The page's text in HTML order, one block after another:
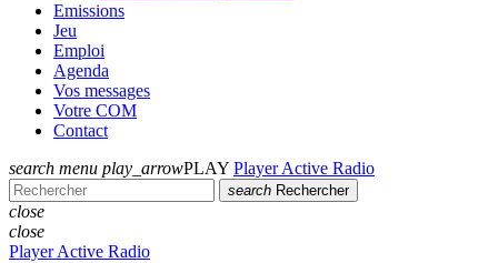
Emissions
Jeu
Emploi
Agenda
Vos messages
Votre COM
Contact
search menu play_arrowPLAY Player Active Radio
search Rechercher
close
close
Player Active Radio